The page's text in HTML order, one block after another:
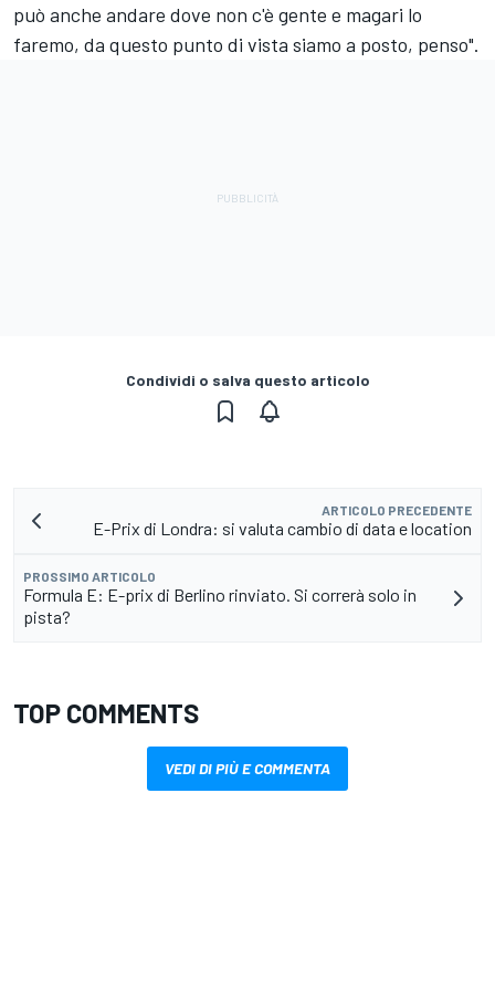
può anche andare dove non c'è gente e magari lo
faremo, da questo punto di vista siamo a posto, penso".
Condividi o salva questo articolo
ARTICOLO PRECEDENTE
E-Prix di Londra: si valuta cambio di data e location
PROSSIMO ARTICOLO
Formula E: E-prix di Berlino rinviato. Si correrà solo in
pista?
TOP COMMENTS
VEDI DI PIÙ E COMMENTA